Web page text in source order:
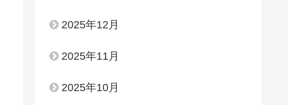
2025年12月
2025年11月
2025年10月